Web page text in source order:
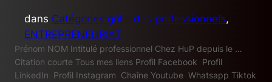
dans Catégories grille des professionnels
ENTREPRENEURIAT
Prénom NOM Intitulé professionnel Chez HuP depuis le …
Citation courte Tous mes liens Profil Facebook Profil
LinkedIn Profil Instagram Chaîne Youtube Whatsapp Tiktok